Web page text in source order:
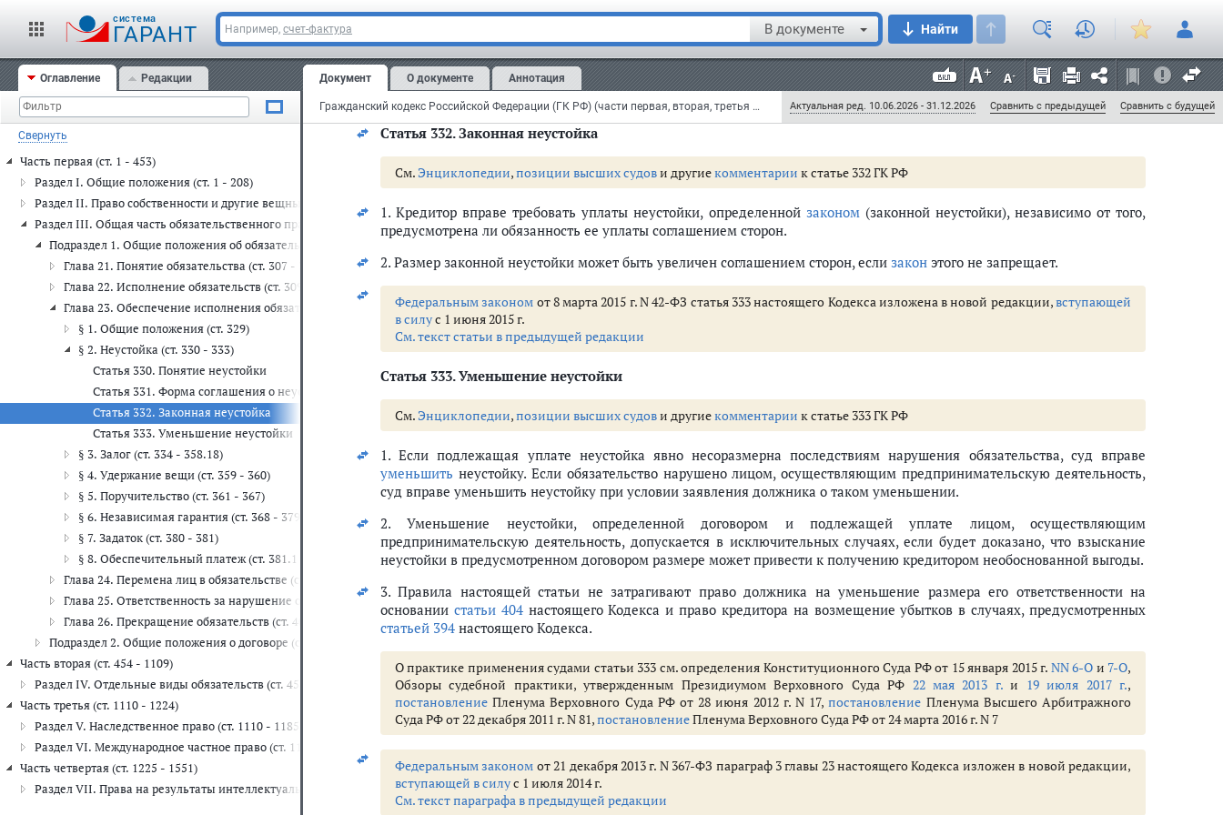
cистема
ГАРАНТ Например, счет-фактура В документе Найти
Оглавление Редакции
Свернуть
Часть первая (ст. 1 - 453)
Раздел I. Общие положения (ст. 1 - 208)
Раздел II. Право собственности и другие вещные права (ст. 209 - 306)
Раздел III. Общая часть обязательственного права (ст. 307 - 453)
Подраздел 1. Общие положения об обязательствах (ст. 307 - 419)
Глава 21. Понятие обязательства (ст. 307 - 308.3)
Глава 22. Исполнение обязательств (ст. 309 - 328)
Глава 23. Обеспечение исполнения обязательств (ст. 329 - 381.2)
§ 1. Общие положения (ст. 329)
§ 2. Неустойка (ст. 330 - 333)
Статья 330. Понятие неустойки
Статья 331. Форма соглашения о неустойке
Статья 332. Законная неустойка
Статья 333. Уменьшение неустойки
§ 3. Залог (ст. 334 - 358.18)
§ 4. Удержание вещи (ст. 359 - 360)
§ 5. Поручительство (ст. 361 - 367)
§ 6. Независимая гарантия (ст. 368 - 379)
§ 7. Задаток (ст. 380 - 381)
§ 8. Обеспечительный платеж (ст. 381.1 - 381.2)
Глава 24. Перемена лиц в обязательстве (ст. 382 - 392.3)
Глава 25. Ответственность за нарушение обязательств (ст. 393 - 406.1)
Глава 26. Прекращение обязательств (ст. 407 - 419)
Подраздел 2. Общие положения о договоре (ст. 420 - 453)
Часть вторая (ст. 454 - 1109)
Раздел IV. Отдельные виды обязательств (ст. 454 - 1109)
Часть третья (ст. 1110 - 1224)
Раздел V. Наследственное право (ст. 1110 - 1185)
Раздел VI. Международное частное право (ст. 1186 - 1224)
Часть четвертая (ст. 1225 - 1551)
Раздел VII. Права на результаты интеллектуальной деятельности и средства индивидуализации (ст. 1225 - 1551)
Документ О документе Аннотация
Гражданский кодекс Российской Федерации (ГК РФ) (части первая, вторая, третья и четвертая) (с изменениями и дополнениями) Актуальная ред. 10.06.2026 - 31.12.2026 Сравнить с предыдущей Сравнить с будущей
См.Энциклопедии,позиции высших судови другиекомментариик статье 331 ГК РФ
Соглашение о неустойке должно быть совершено в письменнойформе
обязательства.
Несоблюдение письменной формы влечет недействительность соглашения о неустойке.
Статья 332.Законная неустойка
См.Энциклопедии,позиции высших судови другиекомментарии к статье 332 ГК РФ
1. Кредитор вправе требовать уплаты неустойки, определенной законом(законной неустойки), независимо от того,
предусмотрена ли обязанность ее уплаты соглашением сторон.
2. Размер законной неустойки может быть увеличен соглашением сторон, если закон этого не запрещает.
Федеральным законом от 8 марта 2015 г. N 42-ФЗ статья 333 настоящего Кодекса изложена в новой редакции,вступающей
в силус 1 июня 2015 г.
См. текст статьи в предыдущей редакции
Статья 333.Уменьшение неустойки
См.Энциклопедии,позиции высших судови другиекомментарии к статье 333 ГК РФ
1. Если подлежащая уплате неустойка явно несоразмерна последствиям нарушения обязательства, суд вправе
уменьшить неустойку. Если обязательство нарушено лицом, осуществляющим предпринимательскую деятельность,
суд вправе уменьшить неустойку при условии заявления должника о таком уменьшении.
2. Уменьшение неустойки, определенной договором и подлежащей уплате лицом, осуществляющим
предпринимательскую деятельность, допускается в исключительных случаях, если будет доказано, что взыскание
неустойки в предусмотренном договором размере может привести к получению кредитором необоснованной выгоды.
3. Правила настоящей статьи не затрагивают право должника на уменьшение размера его ответственности на
основании статьи 404настоящего Кодекса и право кредитора на возмещение убытков в случаях, предусмотренных
статьей 394 настоящего Кодекса.
О практике применения судами статьи 333 см. определения Конституционного Суда РФ от 15 января 2015 г. NN 6-О и 7-О,
Обзоры судебной практики, утвержденным Президиумом Верховного Суда РФ 22 мая 2013 г.и 19 июля 2017 г.,
постановление Пленума Верховного Суда РФ от 28 июня 2012 г. N 17,постановление Пленума Высшего Арбитражного
Суда РФ от 22 декабря 2011 г. N 81,постановлениеПленума Верховного Суда РФ от 24 марта 2016 г. N 7
Федеральным законом от 21 декабря 2013 г. N 367-ФЗ параграф 3 главы 23 настоящего Кодекса изложен в новой редакции,
вступающей в силус 1 июля 2014 г.
См. текст параграфа в предыдущей редакции